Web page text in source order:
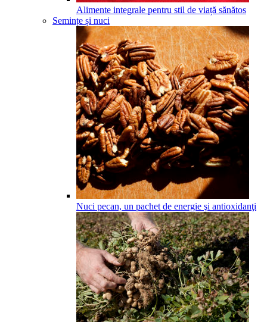
Alimente integrale pentru stil de viață sănătos
Semințe și nuci
Nuci pecan, un pachet de energie şi antioxidanţi